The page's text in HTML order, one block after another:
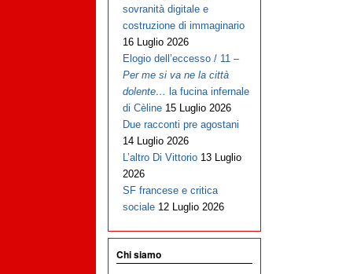
sovranità digitale e
costruzione di immaginario
16 Luglio 2026
Elogio dell’eccesso / 11 –
Per me si va ne la città
dolente… la fucina infernale
di Cèline 15 Luglio 2026
Due racconti pre agostani
14 Luglio 2026
L’altro Di Vittorio 13 Luglio
2026
SF francese e critica
sociale 12 Luglio 2026
Chi siamo